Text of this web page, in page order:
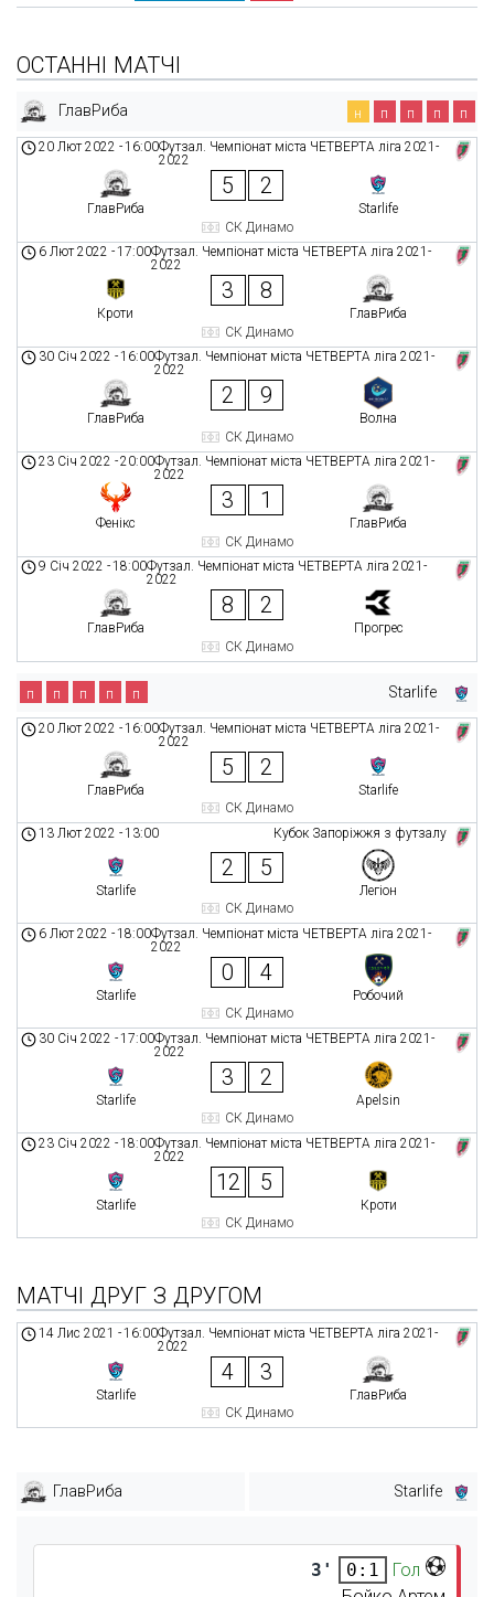
ОСТАННІ МАТЧІ
ГлавРиба н п п п п
Футзал. Чемпіонат міста ЧЕТВЕРТА ліга 2021-
2022
20 Лют 2022 -16:00
ГлавРиба
5 2
Starlife
СК Динамо
Футзал. Чемпіонат міста ЧЕТВЕРТА ліга 2021-
2022
6 Лют 2022 -17:00
Кроти
3 8
ГлавРиба
СК Динамо
Футзал. Чемпіонат міста ЧЕТВЕРТА ліга 2021-
2022
30 Січ 2022 -16:00
ГлавРиба
2 9
Волна
СК Динамо
Футзал. Чемпіонат міста ЧЕТВЕРТА ліга 2021-
2022
23 Січ 2022 -20:00
Фенікс
3 1
ГлавРиба
СК Динамо
Футзал. Чемпіонат міста ЧЕТВЕРТА ліга 2021-
2022
9 Січ 2022 -18:00
ГлавРиба
8 2
Прогрес
СК Динамо
Starlife
п п п п п
Футзал. Чемпіонат міста ЧЕТВЕРТА ліга 2021-
2022
20 Лют 2022 -16:00
ГлавРиба
5 2
Starlife
СК Динамо
Кубок Запоріжжя з футзалу
13 Лют 2022 -13:00
Starlife
2 5
Легіон
СК Динамо
Футзал. Чемпіонат міста ЧЕТВЕРТА ліга 2021-
2022
6 Лют 2022 -18:00
Starlife
0 4
Робочий
СК Динамо
Футзал. Чемпіонат міста ЧЕТВЕРТА ліга 2021-
2022
30 Січ 2022 -17:00
Starlife
3 2
Apelsin
СК Динамо
Футзал. Чемпіонат міста ЧЕТВЕРТА ліга 2021-
2022
23 Січ 2022 -18:00
Starlife
12 5
Кроти
СК Динамо
МАТЧІ ДРУГ З ДРУГОМ
Футзал. Чемпіонат міста ЧЕТВЕРТА ліга 2021-
2022
14 Лис 2021 -16:00
Starlife
4 3
ГлавРиба
СК Динамо
ГлавРиба Starlife
3' 0:1
Гол